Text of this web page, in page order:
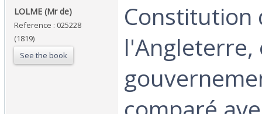
‎LOLME (Mr de)‎
Reference : 025228
(1819)
See the book
‎Constitution